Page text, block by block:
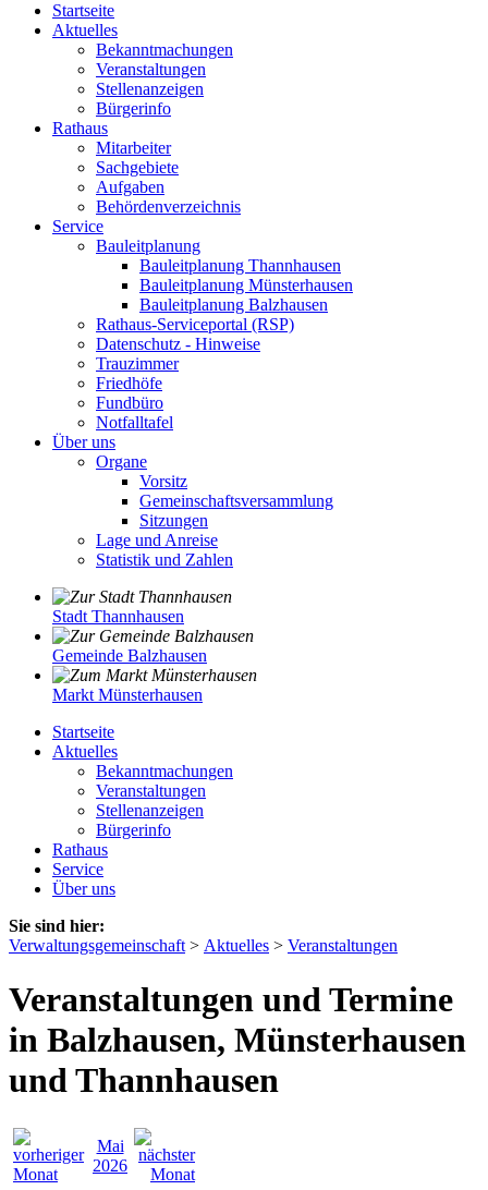
Startseite
Aktuelles
Bekanntmachungen
Veranstaltungen
Stellenanzeigen
Bürgerinfo
Rathaus
Mitarbeiter
Sachgebiete
Aufgaben
Behördenverzeichnis
Service
Bauleitplanung
Bauleitplanung Thannhausen
Bauleitplanung Münsterhausen
Bauleitplanung Balzhausen
Rathaus-Serviceportal (RSP)
Datenschutz - Hinweise
Trauzimmer
Friedhöfe
Fundbüro
Notfalltafel
Über uns
Organe
Vorsitz
Gemeinschaftsversammlung
Sitzungen
Lage und Anreise
Statistik und Zahlen
Stadt Thannhausen
Gemeinde Balzhausen
Markt Münsterhausen
Startseite
Aktuelles
Bekanntmachungen
Veranstaltungen
Stellenanzeigen
Bürgerinfo
Rathaus
Service
Über uns
Sie sind hier:
Verwaltungsgemeinschaft > Aktuelles > Veranstaltungen
Veranstaltungen und Termine
in Balzhausen, Münsterhausen
und Thannhausen
Mai
2026